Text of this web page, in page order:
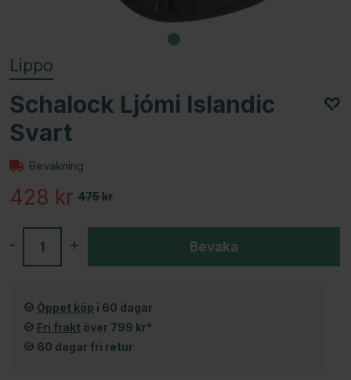
Lippo
Schalock Ljómi Islandic
Svart
Bevakning
475kr
428 kr
+
- Bevaka
Öppet köp i 60 dagar
Fri frakt över 799 kr*
60 dagar fri retur